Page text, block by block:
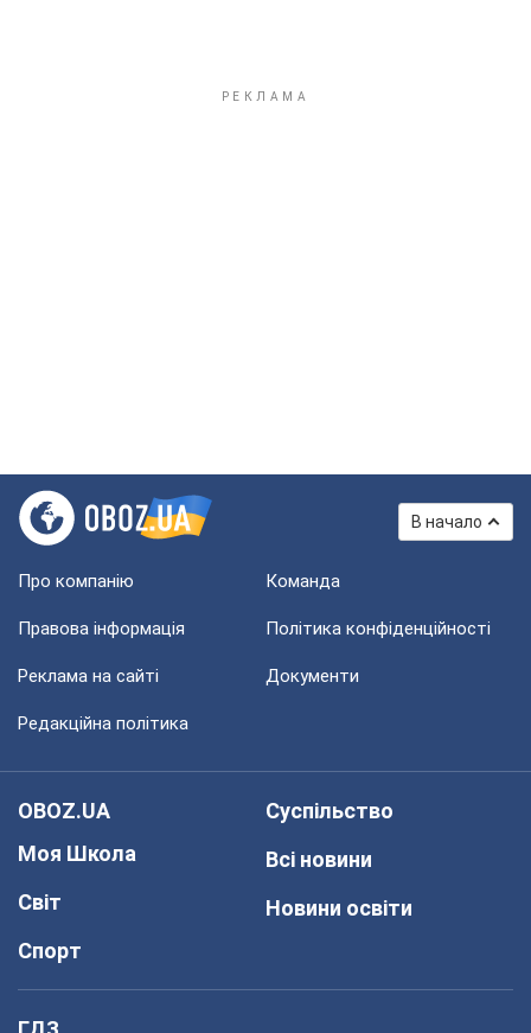
В начало
Про компанію Команда
Правова інформація Політика конфіденційності
Реклама на сайті Документи
Редакційна політика
OBOZ.UA
Моя Школа
Світ
Спорт
Суспільство
Всі новини
Новини освіти